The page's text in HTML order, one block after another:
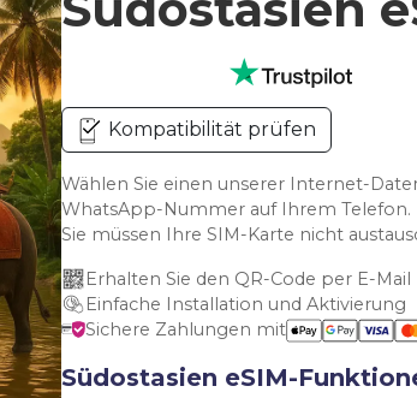
Kompatibilität prüfen
Wählen Sie einen unserer Internet-
WhatsApp-Nummer auf Ihrem Telefon.
Sie müssen Ihre SIM-Karte nicht
Erhalten Sie den QR-Code per E-Mail
Einfache Installation und Aktivierung
Sichere Zahlungen mit
Südostasien eSIM-